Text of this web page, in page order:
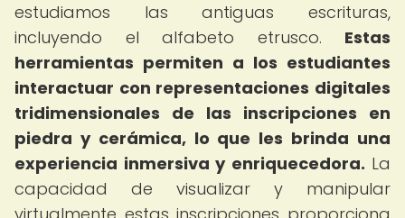
estudiamos las antiguas escrituras,
incluyendo el alfabeto etrusco. Estas
herramientas permiten a los estudiantes
interactuar con representaciones digitales
tridimensionales de las inscripciones en
piedra y cerámica, lo que les brinda una
experiencia inmersiva y enriquecedora. La
capacidad de visualizar y manipular